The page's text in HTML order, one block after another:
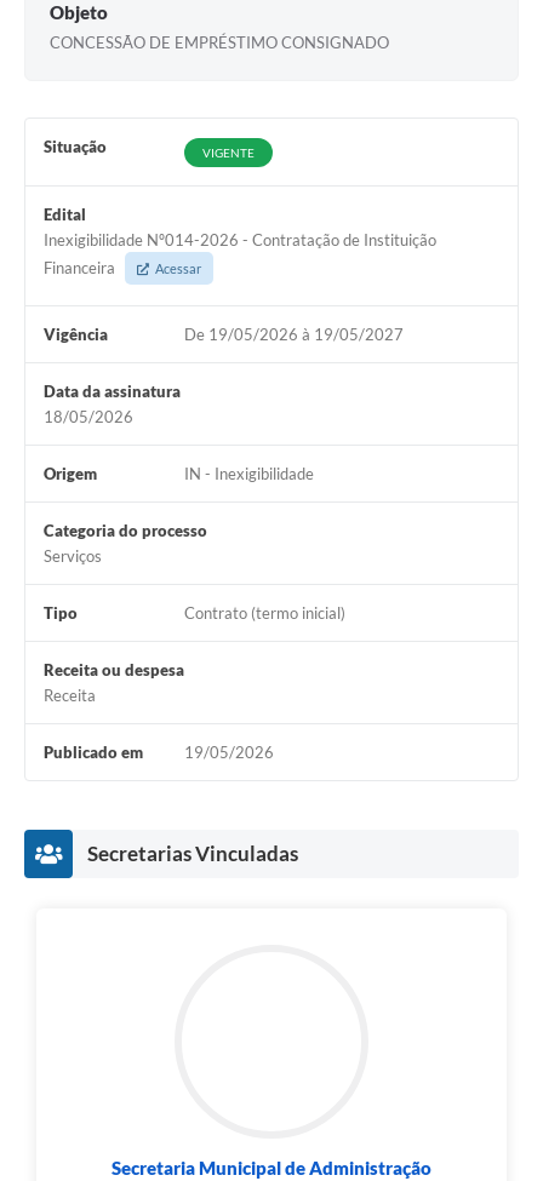
Objeto
CONCESSÃO DE EMPRÉSTIMO CONSIGNADO
Situação VIGENTE
Edital
Inexigibilidade Nº014-2026 - Contratação de Instituição
Financeira
Acessar
Vigência De 19/05/2026 à 19/05/2027
Data da assinatura
18/05/2026
Origem IN - Inexigibilidade
Categoria do processo
Serviços
Tipo Contrato (termo inicial)
Receita ou despesa
Receita
Publicado em 19/05/2026
Secretarias Vinculadas
Secretaria Municipal de Administração